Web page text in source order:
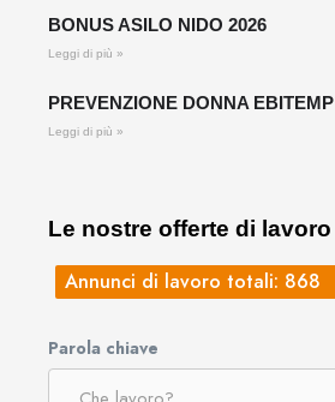
BONUS ASILO NIDO 2026
Leggi di più »
PREVENZIONE DONNA EBITEMP
Leggi di più »
Le nostre offerte di lavoro
Annunci di lavoro totali: 868
Parola chiave